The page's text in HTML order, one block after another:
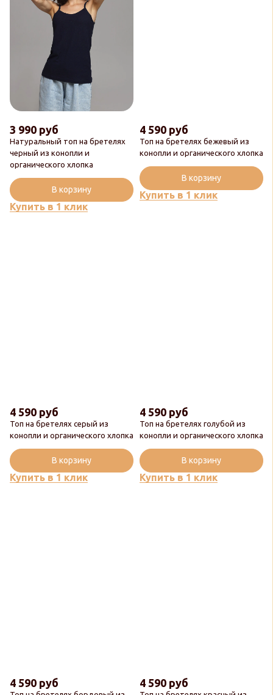
Натуральный топ на бретелях
черный из конопли и
органического хлопка
3 990 руб
Купить в 1 клик
В корзину
Топ на бретелях бежевый из
конопли и органического хлопка
4 590 руб
Купить в 1 клик
В корзину
Топ на бретелях серый из
конопли и органического хлопка
4 590 руб
Купить в 1 клик
В корзину
Топ на бретелях голубой из
конопли и органического хлопка
4 590 руб
Купить в 1 клик
В корзину
4 590 руб 4 590 руб